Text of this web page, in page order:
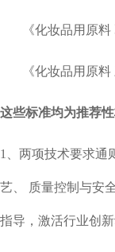
《化妆品用原料
《化妆品用原料
这些标准均为推荐
1、两项技术要求通
艺、 质量控制与安
指导，激活行业创新